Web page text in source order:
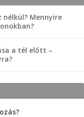
nélkül? Mennyire
a tél előtt –